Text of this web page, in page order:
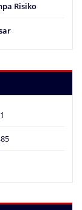
Risiko